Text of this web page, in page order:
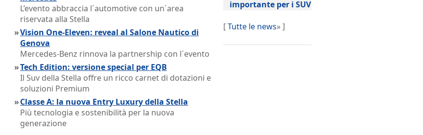
L’evento abbraccia l´automotive con un´area
riservata alla Stella
»Vision One-Eleven: reveal al Salone Nautico di
Genova
Mercedes-Benz rinnova la partnership con l´evento
»Tech Edition: versione special per EQB
Il Suv della Stella offre un ricco carnet di dotazioni e
soluzioni Premium
»Classe A: la nuova Entry Luxury della Stella
Più tecnologia e sostenibilità per la nuova
generazione
importante per i SUV
[Tutte le news» ]